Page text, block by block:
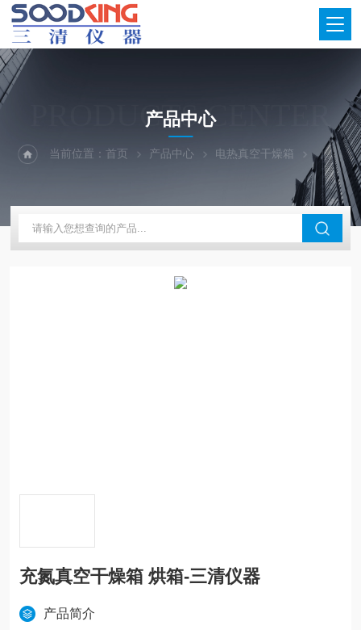
PRODUCTS CENTER
产品中心
当前位置：首页 产品中心 电热真空干燥箱 立式真
充氮真空干燥箱 烘箱-三清仪器
产品简介